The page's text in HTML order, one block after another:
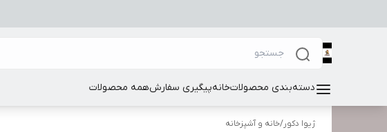
دسته‌بندی محصولاتخانهپیگیری سفارشهمه محصولات
ژیوا دکور/خانه و آشپزخانه